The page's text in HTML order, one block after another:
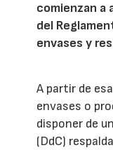
comienzan a
del
envases y
A partir de
envases o
disponer de
(DdC)